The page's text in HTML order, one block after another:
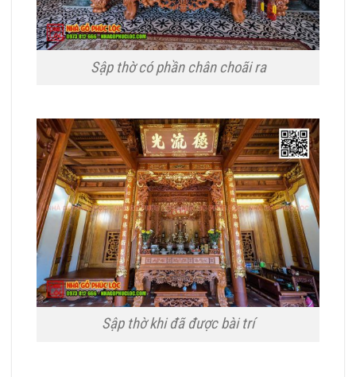
Sập thờ có phần chân choãi ra
Sập thờ khi đã được bài trí